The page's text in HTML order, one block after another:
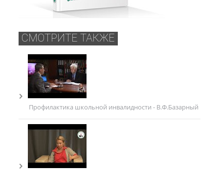
СМОТРИТЕ ТАКЖЕ
Профилактика школьной инвалидности - В.Ф.Базарный